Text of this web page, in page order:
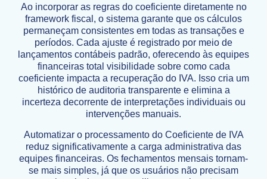
Ao incorporar as regras do coeficiente diretamente no
framework fiscal, o sistema garante que os cálculos
permaneçam consistentes em todas as transações e
períodos. Cada ajuste é registrado por meio de
lançamentos contábeis padrão, oferecendo às equipes
financeiras total visibilidade sobre como cada
coeficiente impacta a recuperação do IVA. Isso cria um
histórico de auditoria transparente e elimina a
incerteza decorrente de interpretações individuais ou
intervenções manuais.
Automatizar o processamento do Coeficiente de IVA
reduz significativamente a carga administrativa das
equipes financeiras. Os fechamentos mensais tornam-
se mais simples, já que os usuários não precisam